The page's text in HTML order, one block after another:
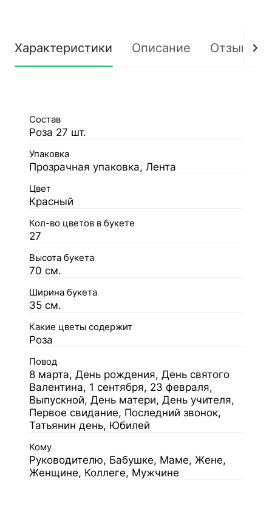
Характеристики Описание Отзывы
Состав
Роза 27 шт.
Упаковка
Прозрачная упаковка, Лента
Цвет
Красный
Кол-во цветов в букете
27
Высота букета
70 см.
Ширина букета
35 см.
Какие цветы содержит
Роза
Повод
8 марта, День рождения, День святого
Валентина, 1 сентября, 23 февраля,
Выпускной, День матери, День учителя,
Первое свидание, Последний звонок,
Татьянин день, Юбилей
Кому
Руководителю, Бабушке, Маме, Жене,
Женщине, Коллеге, Мужчине